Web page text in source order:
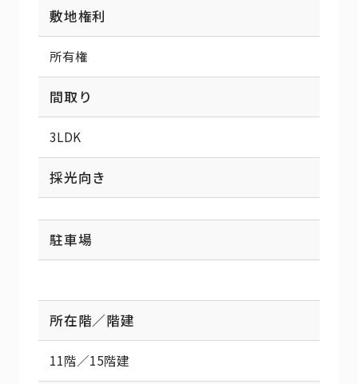
敷地権利
所有権
間取り
3LDK
採光向き
駐車場
所在階／階建
11階／15階建